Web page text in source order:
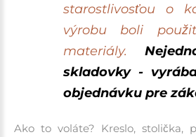
starostlivosťou o
výrobu boli
materiály.
skladovky -
objednávku pre
Ako to voláte? Kreslo, stolička,